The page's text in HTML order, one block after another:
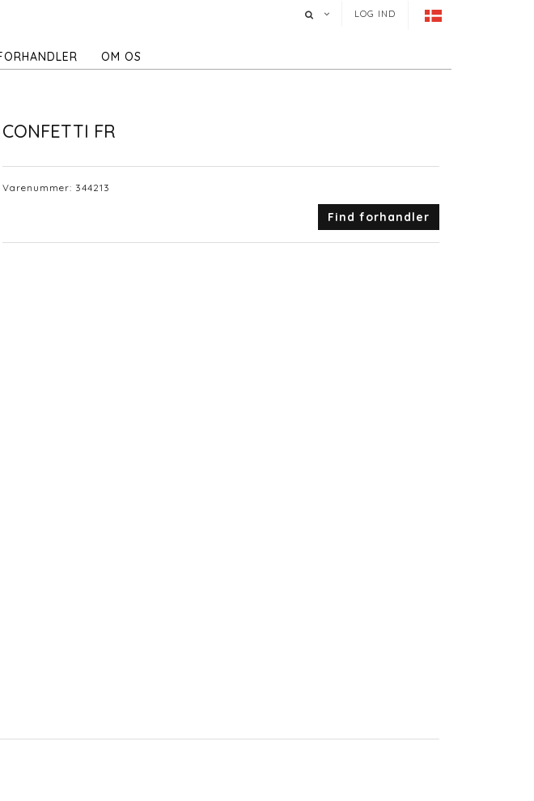
LOG IND
OM OS
CONFETTI FR
Varenummer: 344213
Find forhandler